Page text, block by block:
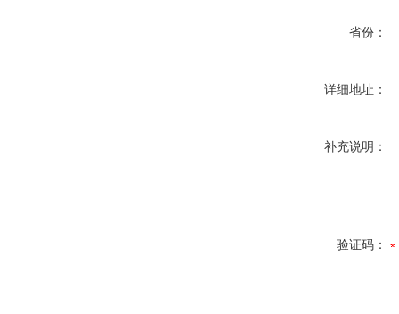
省份：
详细地址：
补充说明：
验证码：